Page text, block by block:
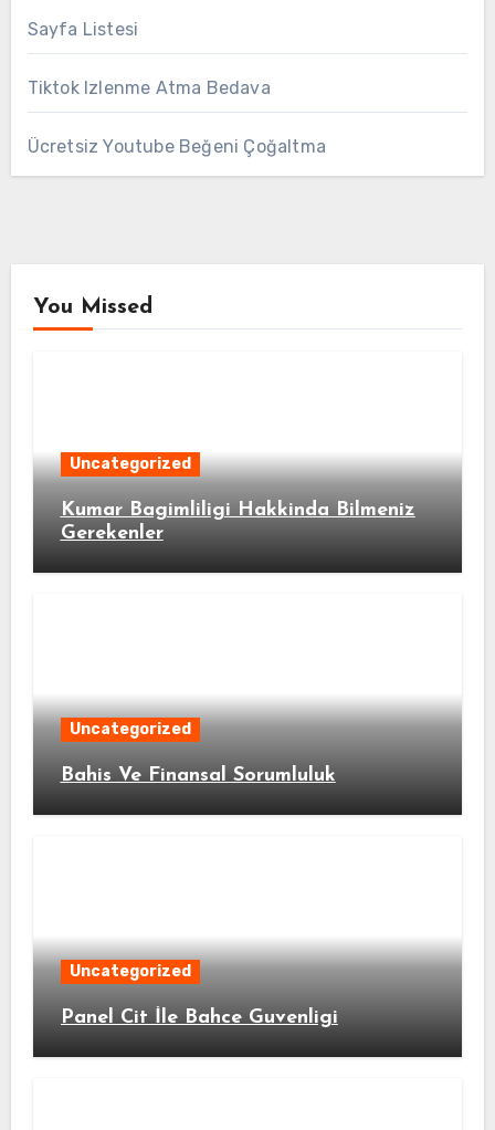
Sayfa Listesi
Tiktok Izlenme Atma Bedava
Ücretsiz Youtube Beğeni Çoğaltma
You Missed
Uncategorized
Kumar Bagimliligi Hakkinda Bilmeniz
Gerekenler
Uncategorized
Bahis Ve Finansal Sorumluluk
Uncategorized
Panel Cit İle Bahce Guvenligi